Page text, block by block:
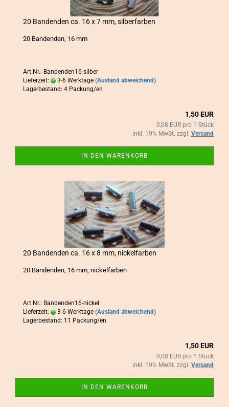
20 Ban­den­den ca. 16 x 7 mm, sil­ber­far­ben
20 Ban­den­den, 16 mm
Art.Nr.: Bandenden16-silber
Lieferzeit:
3-6 Werktage (Ausland abweichend)
Lagerbestand: 4 Packung/en
1,50 EUR
0,08 EUR pro 1 Stück
inkl. 19% MwSt. zzgl. Versand
IN DEN WARENKORB
20 Ban­den­den ca. 16 x 8 mm, ni­ckel­far­ben
20 Ban­den­den, 16 mm, ni­ckel­far­ben
Art.Nr.: Bandenden16-nickel
Lieferzeit:
3-6 Werktage (Ausland abweichend)
Lagerbestand: 11 Packung/en
1,50 EUR
0,08 EUR pro 1 Stück
inkl. 19% MwSt. zzgl. Versand
IN DEN WARENKORB